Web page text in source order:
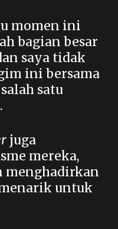
momen ini
bagian besar
saya tidak
ini bersama
satu
juga
mereka,
menghadirkan
untuk